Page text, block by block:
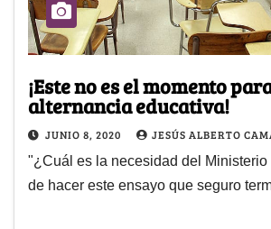
¡Este no es el momento
alternancia educativa!
JUNIO 8, 2020 JESÚS ALBERTO
"¿Cuál es la necesidad del Ministerio
de hacer este ensayo que seguro